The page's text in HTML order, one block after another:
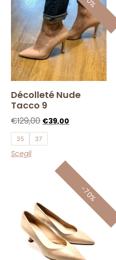
Décolleté Nude
Tacco 9
€129,00 €39,00
35 37
Scegli
-70%